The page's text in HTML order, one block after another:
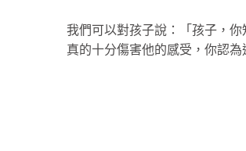
我們可以對孩子說：「孩子，
真的十分傷害他的感受，你認為